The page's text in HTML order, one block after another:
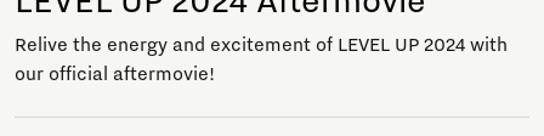
Relive the energy and excitement of LEVEL UP 2024 with
our official aftermovie!